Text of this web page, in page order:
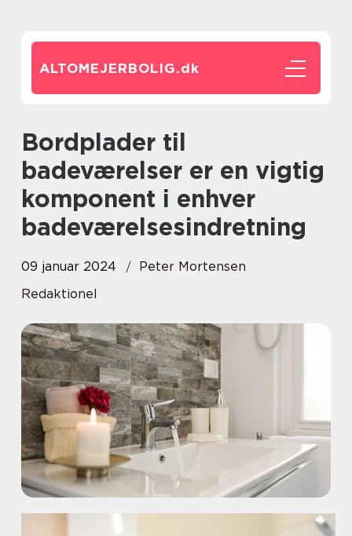
ALTOMEJERBOLIG.dk
Bordplader til
badeværelser er en vigtig
komponent i enhver
badeværelsesindretning
09 januar 2024
Peter Mortensen
Redaktionel